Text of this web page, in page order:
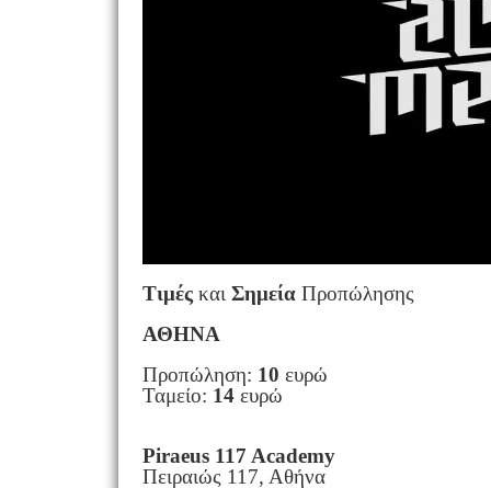
Τιμέςκαι ΣημείαΠροπώλησης
ΑΘΗΝΑ
Προπώληση: 10 ευρώ
Ταμείο: 14ευρώ
Piraeus 117 Academy
Πειραιώς 117, Αθήνα